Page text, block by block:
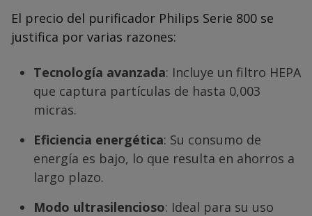
El precio del purificador Philips Serie 800 se
justifica por varias razones:
Tecnología avanzada: Incluye un filtro HEPA
que captura partículas de hasta 0,003
micras.
Eficiencia energética: Su consumo de
energía es bajo, lo que resulta en ahorros a
largo plazo.
Modo ultrasilencioso: Ideal para su uso